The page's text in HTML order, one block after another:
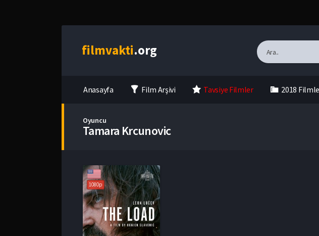
filmvakti.org
Anasayfa Film Arşivi Tavsiye Filmler 2018
Oyuncu
Tamara Krcunovic
1080p